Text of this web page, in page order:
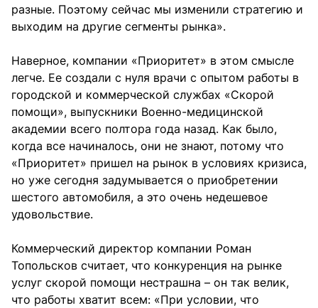
разные. Поэтому сейчас мы изменили стратегию и
выходим на другие сегменты рынка».
Наверное, компании «Приоритет» в этом смысле
легче. Ее создали с нуля врачи с опытом работы в
городской и коммерческой службах «Скорой
помощи», выпускники Военно-медицинской
академии всего полтора года назад. Как было,
когда все начиналось, они не знают, потому что
«Приоритет» пришел на рынок в условиях кризиса,
но уже сегодня задумывается о приобретении
шестого автомобиля, а это очень недешевое
удовольствие.
Коммерческий директор компании Роман
Топольсков считает, что конкуренция на рынке
услуг скорой помощи нестрашна – он так велик,
что работы хватит всем: «При условии, что